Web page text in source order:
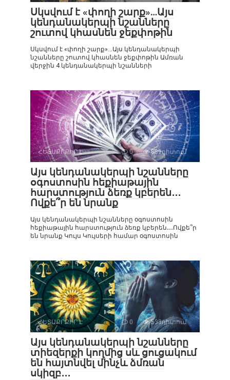
Սկսվում է «փողի շարք»…Այս
կենդանակերպի նշանները
շուտով կհասնեն ջեքփոթին
Սկսվում է «փողի շարք»…Այս կենդանակերպի
նշանները շուտով կհասնեն ջեքփոթին Ամռան
վերջին 4 կենդանակերպի նշանների
ՀԵՏԱՔՐՔԻՐ Է 0 839դիտում
Այս կենդանակերպի նշանները
օգոստոսին հեքիաթային
հարստություն ձեռք կբերեն․․․
Ովքե՞ր են նրանք
Այս կենդանակերպի նշանները օգոստոսին
հեքիաթային հարստություն ձեռք կբերեն․․․Ովքե՞ր
են նրանք Կույս Կույսերի համար օգոստոսին
ՀԵՏԱՔՐՔԻՐ Է 0 533դիտում
Այս կենդանակերպի նշանները
տիեզերքի կողմից սև ցուցակում
են հայտնվել մինչև ձմռան
սկիզբ․․․